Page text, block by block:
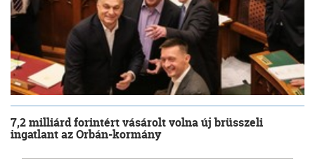
7,2 milliárd forintért vásárolt volna új brüsszeli
ingatlant az Orbán-kormány